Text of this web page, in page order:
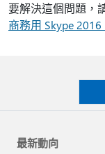
要解決這個問題，
商務用 Skype 2016
最新動向